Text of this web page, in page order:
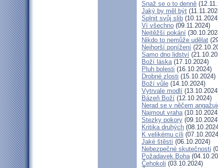
Snaž se o to denně
Jaký by měl být
Splnit svůj slib
Ví všechno (09.11.2024)
Nejtěžší pokání
Nikdo to nemůže udělat
Nejhorší ponížení
Samo dno lidství
Boží láska(17.10.2024)
Pluh bolesti (16.10.2024)
Drobné zlosti (15.10.2024)
Boží vůle (14.10.2024)
Vytrvale modlí
Bázeň Boží (12.10.2024)
Nerad se v něčem
Najmout vraha
Stezky pokory
Kritika druhých
K velikému cíli
Jaké štěstí (06.10.2024)
Nebezpečné skutečnosti
Požadavek Boha
Čehokoli (03.10.2024)